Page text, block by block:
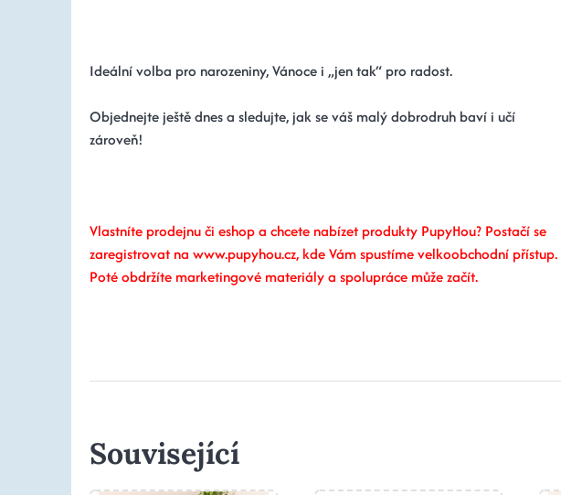
Ideální volba pro narozeniny, Vánoce i „jen tak“ pro radost.
Objednejte ještě dnes a sledujte, jak se váš malý dobrodruh baví i učí
zároveň!
Vlastníte prodejnu či eshop a chcete nabízet produkty PupyHou? Postačí se
zaregistrovat na www.pupyhou.cz, kde Vám spustíme velkoobchodní přístup.
Poté obdržíte marketingové materiály a spolupráce může začít.
Související